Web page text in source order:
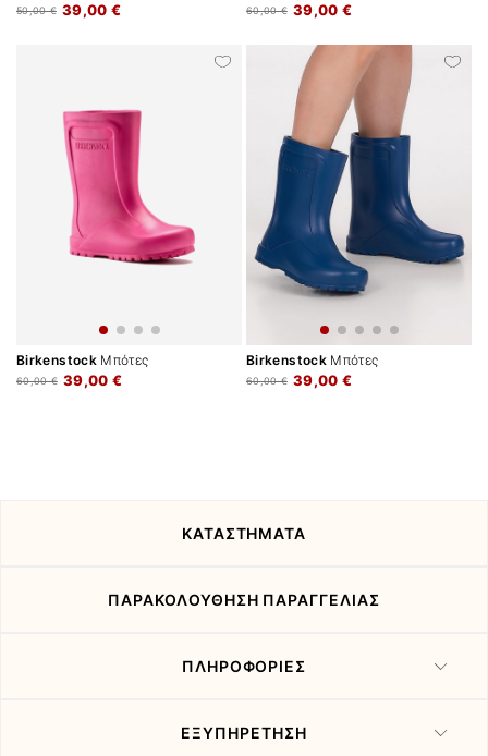
39,00 €
50,00 € 39,00 €
60,00 €
BirkenstockΜπότες
39,00 €
60,00 €
BirkenstockΜπότες
39,00 €
60,00 €
ΚΑΤΑΣΤΗΜΑΤΑ
ΠΑΡΑΚΟΛΟΥΘΗΣΗ ΠΑΡΑΓΓΕΛΙΑΣ
ΠΛΗΡΟΦΟΡΙΕΣ
ΕΞΥΠΗΡΕΤΗΣΗ